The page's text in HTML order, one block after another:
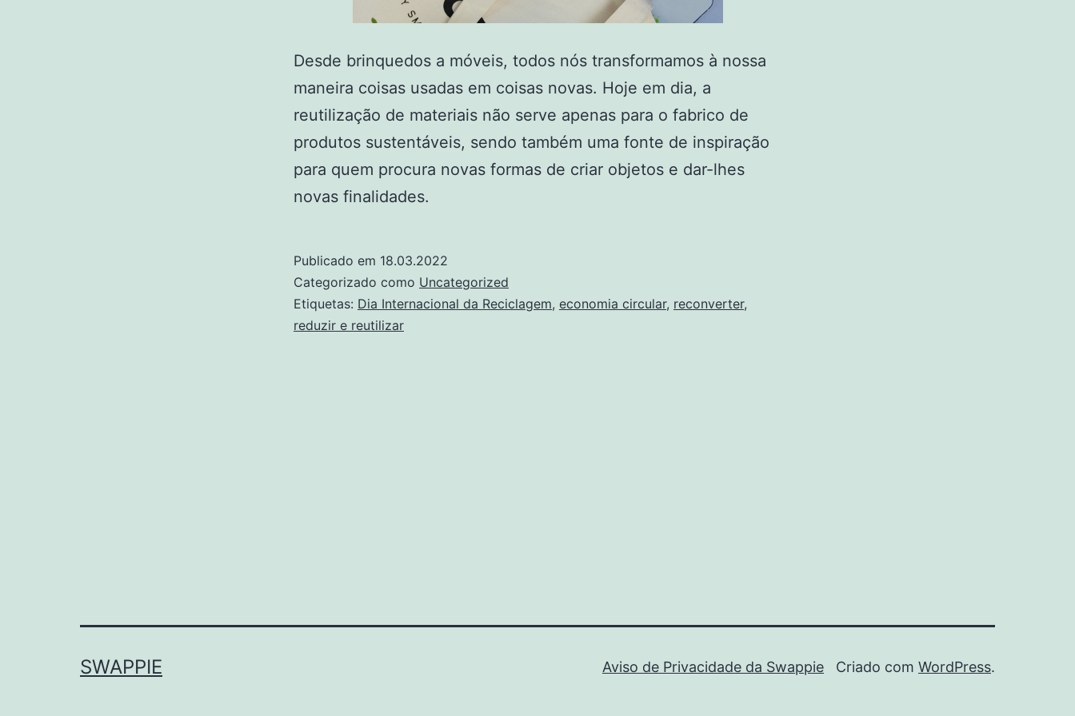
Desde brinquedos a móveis, todos nós transformamos à nossa
maneira coisas usadas em coisas novas. Hoje em dia, a
reutilização de materiais não serve apenas para o fabrico de
produtos sustentáveis, sendo também uma fonte de inspiração
para quem procura novas formas de criar objetos e dar-lhes
novas finalidades.
Publicado em 18.03.2022
Categorizado como Uncategorized
Etiquetas: Dia Internacional da Reciclagem, economia circular, reconverter,
reduzir e reutilizar
SWAPPIE Aviso de Privacidade da Swappie Criado com WordPress.